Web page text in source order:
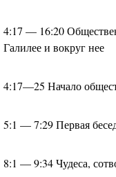
4:17 — 16:20
Галилее и вокруг нее
4:17—25 Начало
5:1 — 7:29 Первая
8:1 — 9:34 Чудеса,